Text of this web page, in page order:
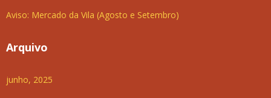
Aviso: Mercado da Vila (Agosto e Setembro)
Arquivo
junho, 2025